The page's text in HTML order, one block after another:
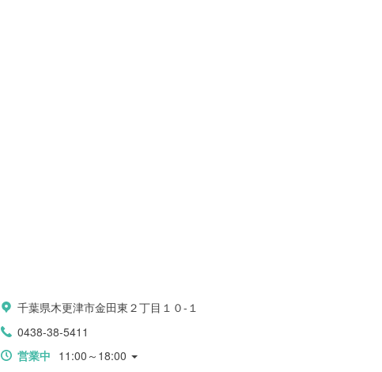
千葉県木更津市金田東２丁目１０-１
0438-38-5411
営業中 11:00～18:00